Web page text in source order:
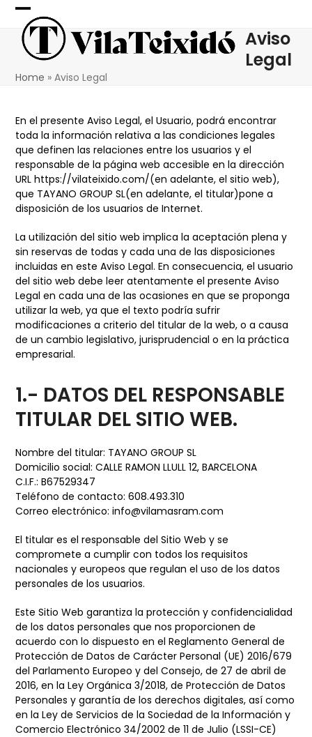
Skip
content
Open
mobile
menu
Close
mobile
menu
Aviso
Legal
Home »Aviso Legal
En el presente Aviso Legal, el Usuario, podrá encontrar
toda la información relativa a las condiciones legales
que definen las relaciones entre los usuarios y el
responsable de la página web accesible en la dirección
URL https://vilateixido.com/(en adelante, el sitio web),
que TAYANO GROUP SL(en adelante, el titular)pone a
disposición de los usuarios de Internet.
La utilización del sitio web implica la aceptación plena y
sin reservas de todas y cada una de las disposiciones
incluidas en este Aviso Legal. En consecuencia, el usuario
del sitio web debe leer atentamente el presente Aviso
Legal en cada una de las ocasiones en que se proponga
utilizar la web, ya que el texto podría sufrir
modificaciones a criterio del titular de la web, o a causa
de un cambio legislativo, jurisprudencial o en la práctica
empresarial.
1.- DATOS DEL RESPONSABLE
TITULAR DEL SITIO WEB.
Nombre del titular: TAYANO GROUP SL
Domicilio social:CALLE RAMON LLULL 12, BARCELONA
C.I.F.: B67529347
Teléfono de contacto:608.493.310
Correo electrónico: info@vilamasram.com
El titular es el responsable del Sitio Web y se
compromete a cumplir con todos los requisitos
nacionales y europeos que regulan el uso de los datos
personales de los usuarios.
Este Sitio Web garantiza la protección y confidencialidad
de los datos personales que nos proporcionen de
acuerdo con lo dispuesto en el Reglamento General de
Protección de Datos de Carácter Personal (UE) 2016/679
del Parlamento Europeo y del Consejo, de 27 de abril de
2016, en la Ley Orgánica 3/2018, de Protección de Datos
Personales y garantía de los derechos digitales, así como
en la Ley de Servicios de la Sociedad de la Información y
Comercio Electrónico 34/2002 de 11 de Julio (LSSI-CE)